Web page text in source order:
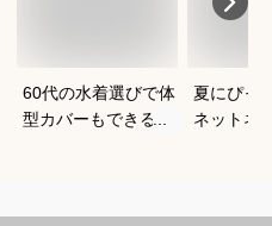
60代の水着選びで体
型カバーもできるお
夏にぴっ
ネットネ